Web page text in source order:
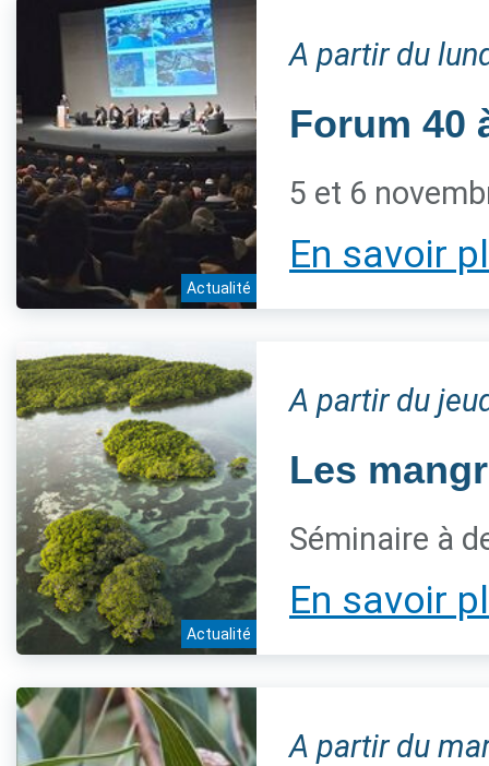
Actualité
A partir du
Forum 40
5 et 6
En savoir
Actualité
A partir du
Les
Séminaire à
En savoir
A partir du